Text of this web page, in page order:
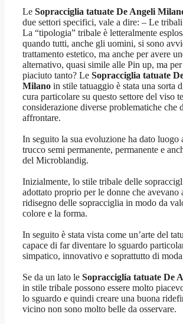
Le Sopracciglia tatuate De Angeli
due settori specifici, vale a dire: – Le
La “tipologia” tribale è letteralmente
quando tutti, anche gli uomini, si sono
trattamento estetico, ma anche per avere
alternativo, quasi simile alle Pin up, ma
piaciuto tanto? Le Sopracciglia tatuate
Milano in stile tatuaggio è stata una sorta
cura particolare su questo settore del viso
considerazione diverse problematiche che
affrontare.
In seguito la sua evoluzione ha dato luogo
trucco semi permanente, permanente e
del Microblandig.
Inizialmente, lo stile tribale delle
adottato proprio per le donne che avevano
ridisegno delle sopracciglia in modo da
colore e la forma.
In seguito è stata vista come un’arte del
capace di far diventare lo sguardo
simpatico, innovativo e soprattutto di
Se da un lato le Sopracciglia tatuate De
in stile tribale possono essere molto
lo sguardo e quindi creare una buona
vicino non sono molto belle da osservare.